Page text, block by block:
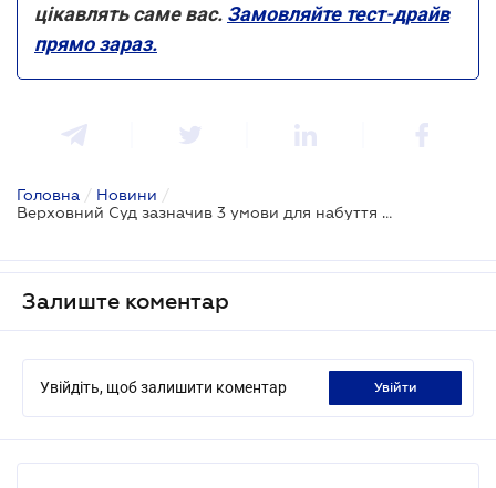
цікавлять саме вас. Замовляйте тест-драйв
прямо зараз.
Головна / Новини /
Верховний Суд зазначив 3 умови для набуття права на земельний пай
Залиште коментар
Увійдіть, щоб залишити коментар увійти